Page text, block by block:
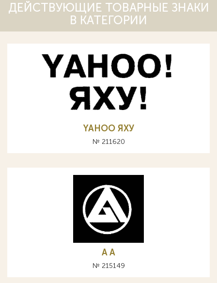
ДЕЙСТВУЮЩИЕ ТОВАРНЫЕ ЗНАКИ
В КАТЕГОРИИ
YAHOO ЯХУ
№ 211620
A А
№ 215149